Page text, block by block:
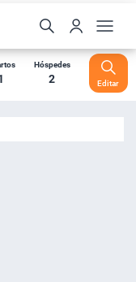
Hóspedes
2 Editar